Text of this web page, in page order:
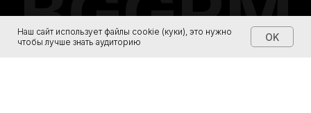
Наш сайт использует файлы cookie (куки), это нужно
чтобы лучше знать аудиторию
OK